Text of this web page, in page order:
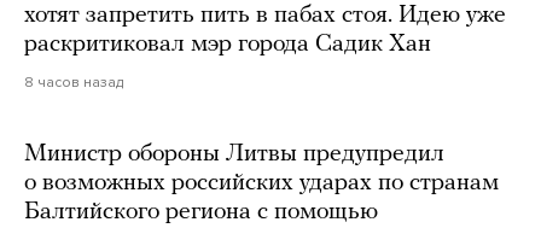
хотят запретить пить в пабах стоя. Идею уже
раскритиковал мэр города Садик Хан
8 часов назад
Министр обороны Литвы предупредил
о возможных российских ударах по странам
Балтийского региона с помощью